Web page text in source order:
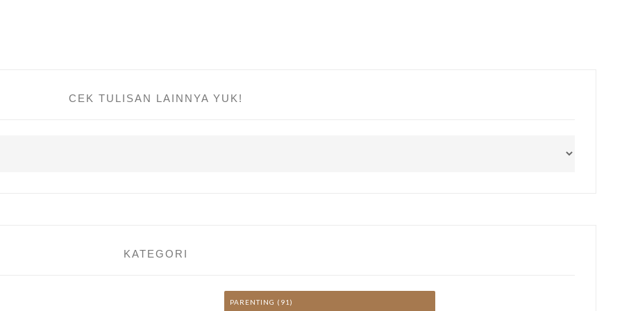
CEK TULISAN LAINNYA YUK!
KATEGORI
PARENTING (91)